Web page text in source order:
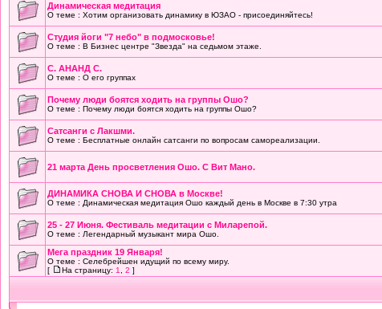
Динамическая медитация
О теме : Хотим организовать динамику в ЮЗАО - присоединяйтесь!
Студия йоги "7 небо" в подмосковье!
О теме : В Бизнес центре "Звезда" на седьмом этаже.
С. АНАНД С.
О теме : О его группах
Почему люди боятся ходить на группы Ошо?
О теме : Почему люди боятся ходить на группы Ошо?
Сатсанги с Лакшми.
О теме : Бесплатные онлайн сатсанги по вопросам самореализации.
21 марта День просветления Ошо. С Вит Мано.
ДИНАМИКА СНОВА И СНОВА в Москве!
О теме : Динамическая медитация Ошо каждый день в Москве в 7:30 утра
25 - 27 Июня. Фестиваль медитации с Миларепой.
О теме : Легендарный музыкант мира Ошо.
Мега праздник 19 Января!
О теме : Селебрейшен идущий по всему миру.
[
На страницу: 1 2 ]